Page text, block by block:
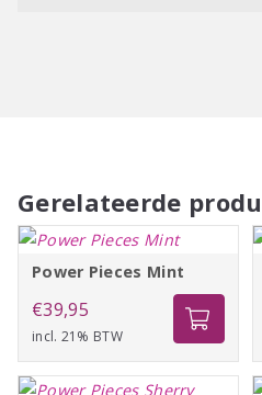
Gerelateerde
Power Pieces Mint
€39,95
incl. 21% BTW